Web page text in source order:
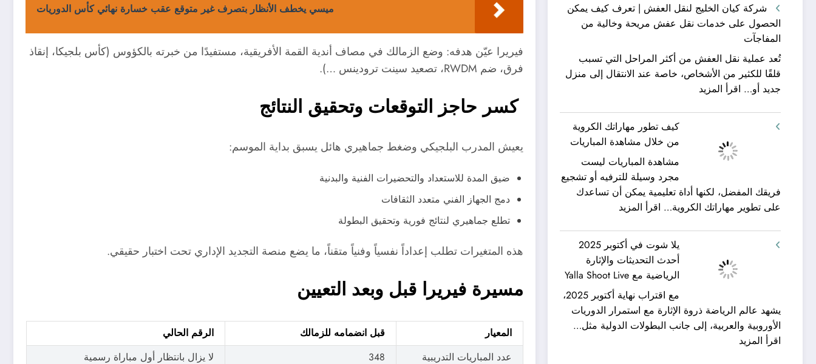
مصر
السياحية
السياحة
في
نيلية
–
سحر
البحر
وجمال
مع
شركة
جلوبال
ألفا
ترافيل
شركة كيان الخليج لنقل العفش | تعرف كيف يمكن
الحصول على خدمات نقل عفش مريحة وخالية من
المفاجآت
تُعد عملية نقل العفش من أكثر المراحل التي تسبب
قلقًا للكثير من الأشخاص، خاصة عند الانتقال إلى منزل
جديد أو… اقرأ المزيد
الخليج
العفش
تعرف
كيف
الحصول
خدمات
عفش
مريحة
وخالية
كيف تطور مهاراتك الكروية
من خلال مشاهدة المباريات
مشاهدة المباريات ليست
مجرد وسيلة للترفيه أو تشجيع
فريقك المفضل، لكنها أداة تعليمية يمكن أن تساعدك
على تطوير مهاراتك الكروية… اقرأ المزيد
مهاراتك
الكروية
من
خلال
مشاهدة
المباريات
يلا شوت في أكتوبر 2025
أحدث التحديثات والإثارة
الرياضية مع Yalla Shoot Live
مع اقتراب نهاية أكتوبر 2025،
يشهد عالم الرياضة ذروة الإثارة مع استمرار الدوريات
الأوروبية والعربية، إلى جانب البطولات الدولية مثل…
اقرأ المزيد
ميسي يخطف الأنظار بتصرف غير متوقع عقب خسارة نهائي كأس الدوريات
فيريرا عيّن هدفه: وضع الزمالك في مصاف أندية القمة الأفريقية، مستفيدًا من خبرته بالكؤوس (كأس بلجيكا، إنقاذ
فرق، ضم RWDM، تصعيد سينت ترودينس …).
كسر حاجز التوقعات وتحقيق النتائج
يعيش المدرب البلجيكي وضغط جماهيري هائل يسبق بداية الموسم:
ضيق المدة للاستعداد والتحضيرات الفنية والبدنية
دمج الجهاز الفني متعدد الثقافات
تطلع جماهيري لنتائج فورية وتحقيق البطولة
هذه المتغيرات تطلب إعداداً نفسياً وفنياً متقناً، ما يضع منصة التجديد الإداري تحت اختبار حقيقي.
مسيرة فيريرا قبل وبعد التعيين
المعيار قبل انضمامه للزمالك
الرقم الحالي
عدد المباريات التدريبية
348 لا يزال بانتظار أول مباراة رسمية